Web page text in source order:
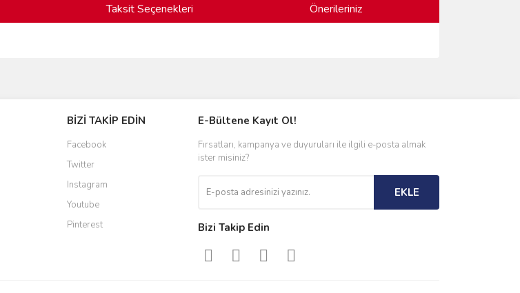
Taksit Seçenekleri Önerileriniz
BİZİ TAKİP EDİN
Facebook
Twitter
Instagram
Youtube
Pinterest
E-Bültene Kayıt Ol!
Fırsatları, kampanya ve duyuruları ile ilgili e-posta almak
ister misiniz?
EKLE
Bizi Takip Edin